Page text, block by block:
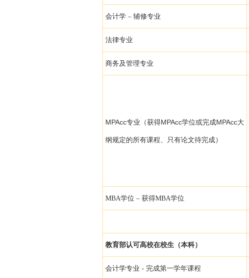
会计学 – 辅修专业
法律专业
商务及管理专业
MPAcc专业（获得MPAcc学位或完成MPAcc大
纲规定的所有课程、只有论文待完成）
MBA学位 – 获得MBA学位
教育部认可高校在校生（本科）
会计学专业 - 完成第一学年课程